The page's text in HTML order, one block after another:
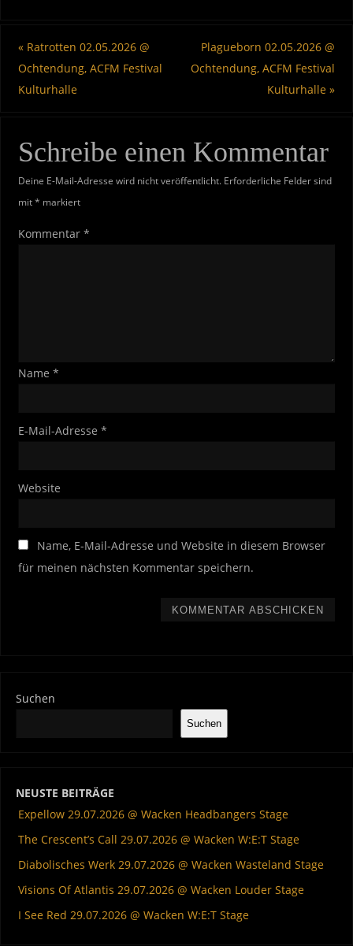
«Ratrotten 02.05.2026 @
Ochtendung, ACFM Festival
Kulturhalle
Plagueborn 02.05.2026 @
Ochtendung, ACFM Festival
Kulturhalle»
Schreibe einen Kommentar
Deine E-Mail-Adresse wird nicht veröffentlicht. Erforderliche Felder sind
mit* markiert
Kommentar *
Name *
E-Mail-Adresse *
Website
Name, E-Mail-Adresse und Website in diesem Browser
für meinen nächsten Kommentar speichern.
Suchen
Suchen
NEUSTE BEITRÄGE
Expellow 29.07.2026 @ Wacken Headbangers Stage
The Crescent’s Call 29.07.2026 @ Wacken W:E:T Stage
Diabolisches Werk 29.07.2026 @ Wacken Wasteland Stage
Visions Of Atlantis 29.07.2026 @ Wacken Louder Stage
I See Red 29.07.2026 @ Wacken W:E:T Stage